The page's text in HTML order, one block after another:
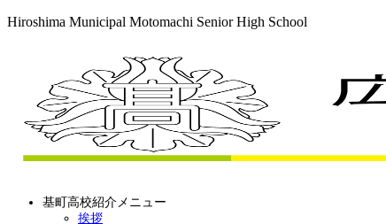
Hiroshima Municipal Motomachi Senior High School
基町高校紹介メニュー
挨拶